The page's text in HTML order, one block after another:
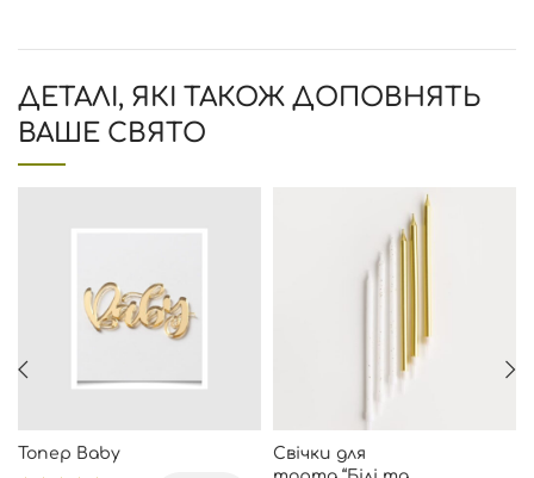
ДЕТАЛІ, ЯКІ ТАКОЖ ДОПОВНЯТЬ
ВАШЕ СВЯТО
Топер Baby
Свічки для